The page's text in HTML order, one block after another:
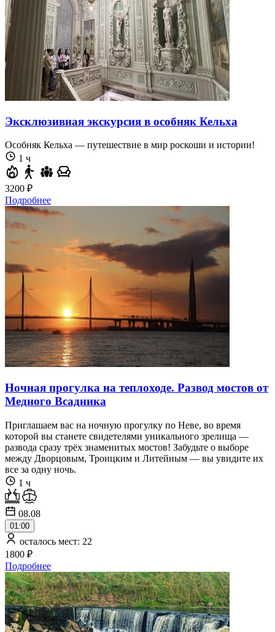
Эксклюзивная экскурсия в особняк Кельха
Особняк Кельха — путешествие в мир роскоши и истории!
1 ч
3200 ₽
Подробнее
Ночная прогулка на теплоходе. Развод мостов от
Медного Всадника
Приглашаем вас на ночную прогулку по Неве, во время
которой вы станете свидетелями уникального зрелища —
развода сразу трёх знаменитых мостов! Забудьте о выборе
между Дворцовым, Троицким и Литейным — вы увидите их
все за одну ночь.
1 ч
08.08
01:00
осталось мест: 22
1800 ₽
Подробнее